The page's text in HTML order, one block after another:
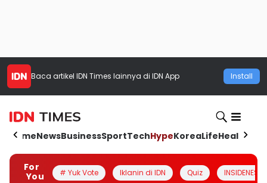
Baca artikel IDN Times lainnya di IDN App Install
HomeNewsBusinessSportTechHypeKoreaLifeHealth
For
You
# Yuk Vote Iklanin di IDN Quiz INSIDENESIA